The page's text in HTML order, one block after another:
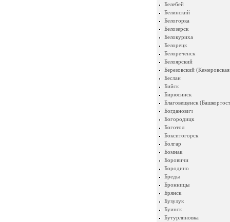
Белебей
Белинский
Белогорка
Белозерск
Белокуриха
Белорецк
Белореченск
Белоярский
Березовский
Беслан
Бийск
Бирюсинск
Благовещенск
Богданович
Богородицк
Боготол
Бокситогорск
Болгар
Бомнак
Боровичи
Бородино
Бреды
Бронницы
Брянск
Бузулук
Буинск
Бутурлиновка